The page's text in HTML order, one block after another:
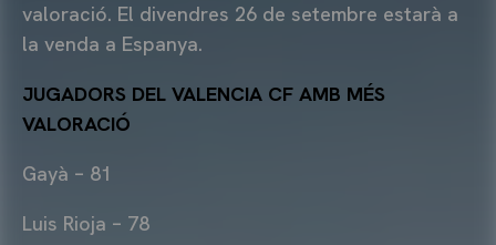
valoració. El divendres 26 de setembre estarà a
la venda a Espanya.
JUGADORS DEL VALENCIA CF AMB MÉS
VALORACIÓ
Gayà – 81
Luis Rioja – 78